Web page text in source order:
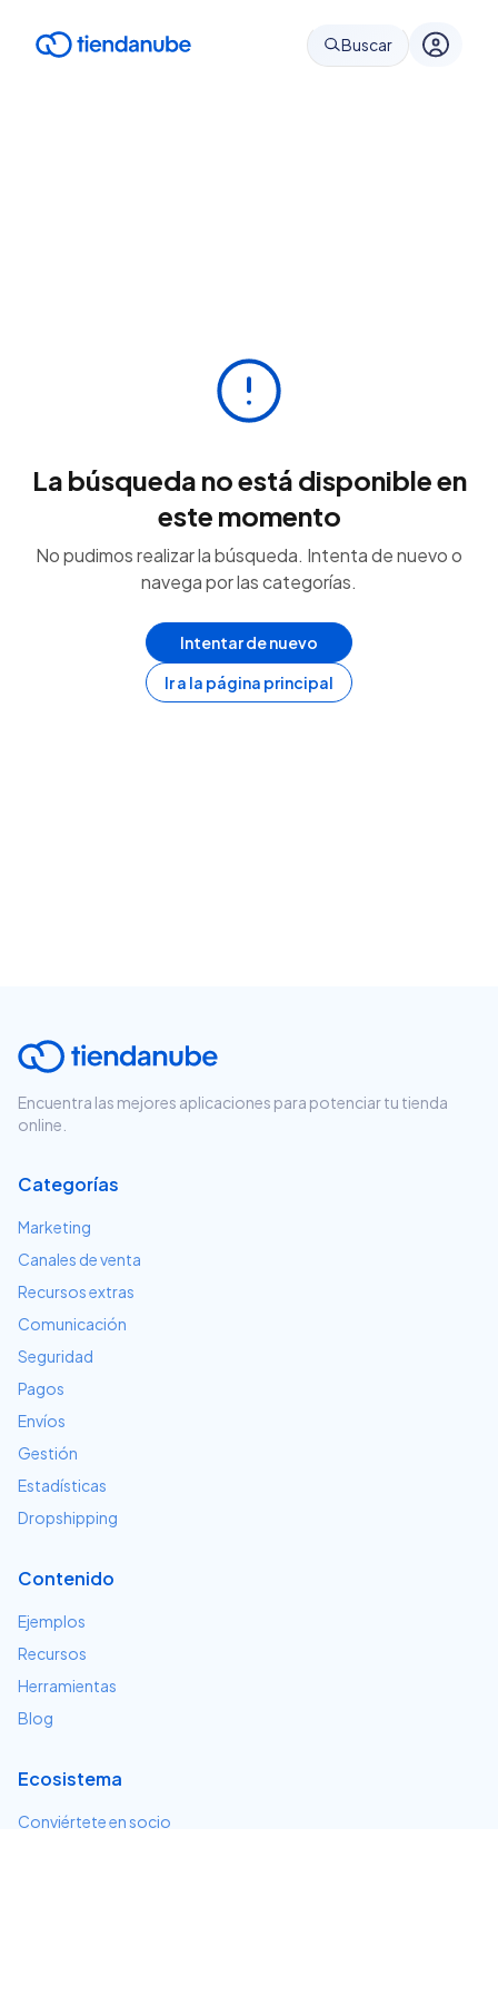
Buscar
La búsqueda no está disponible en
este momento
No pudimos realizar la búsqueda. Intenta de nuevo o
navega por las categorías.
Intentar de nuevo
Ir a la página principal
Encuentra las mejores aplicaciones para potenciar tu tienda
online.
Categorías
Marketing
Canales de venta
Recursos extras
Comunicación
Seguridad
Pagos
Envíos
Gestión
Estadísticas
Dropshipping
Contenido
Ejemplos
Recursos
Herramientas
Blog
Ecosistema
Conviértete en socio